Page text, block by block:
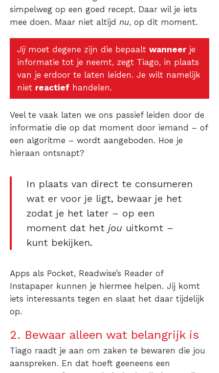
simpelweg op een goed recept. Daar wil je iets
mee doen. Maar niet altijd nu, op dit moment.
Jijmoet degene zijn die bepaalt wanneerje
informatie tot je neemt, zegt Tiago, in plaats
van je erdoor te laten leiden. Je wilt namelijk
niet reactief handelen.
Veel te vaak laten we ons passief leiden door de
informatie die op dat moment door iemand – of
een algoritme – wordt aangeboden. Hoe je
hieraan ontsnapt?
In plaats van direct te consumeren
wat er voor je ligt, bewaar je het
zodat je het later – op een
moment dat het jou uitkomt –
kunt bekijken.
Apps als Pocket, Readwise’s Reader of
Instapaper kunnen je hiermee helpen. Jij komt
iets interessants tegen en slaat het daar tijdelijk
op.
2. Bewaar alleen wat belangrijk is
Tiago raadt je aan om zaken te bewaren die jou
aanspreken. En dat hoeft geeneens een